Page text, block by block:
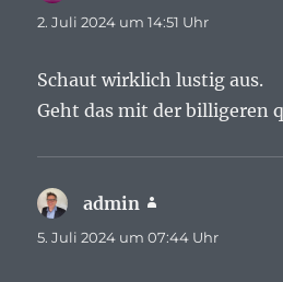
2. Juli 2024 um 14:51 Uhr
Schaut wirklich lustig aus.
Geht das mit der billigeren
admin
5. Juli 2024 um 07:44 Uhr